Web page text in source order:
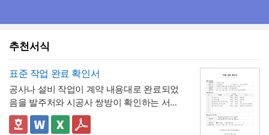
추천서식
표준 작업 완료 확인서
공사나 설비 작업이 계약 내용대로 완료되었
음을 발주처와 시공사 쌍방이 확인하는 서식
입니다. 작업항목별로 계획 수량과 완료 수량
을 나란히 대조하고, 하자 여부와 하자보증기
✅ 계획 대비 완료 수량 검증 및 하자 확인 관